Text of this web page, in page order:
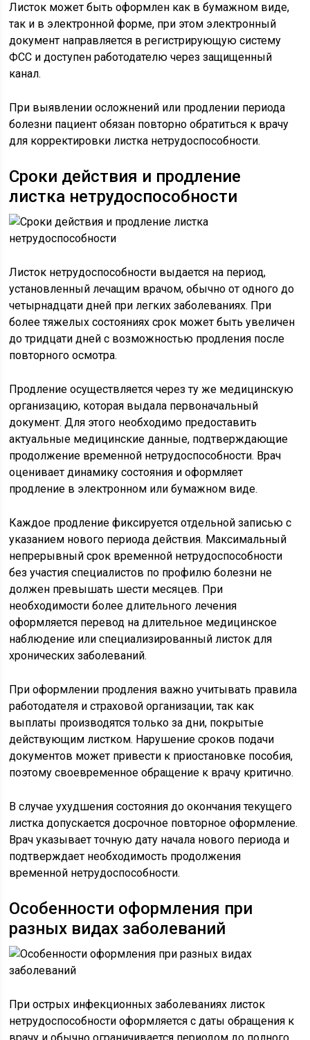
Листок может быть оформлен как в бумажном виде,
так и в электронной форме, при этом электронный
документ направляется в регистрирующую систему
ФСС и доступен работодателю через защищенный
канал.
При выявлении осложнений или продлении периода
болезни пациент обязан повторно обратиться к врачу
для корректировки листка нетрудоспособности.
Сроки действия и продление
листка нетрудоспособности
Листок нетрудоспособности выдается на период,
установленный лечащим врачом, обычно от одного до
четырнадцати дней при легких заболеваниях. При
более тяжелых состояниях срок может быть увеличен
до тридцати дней с возможностью продления после
повторного осмотра.
Продление осуществляется через ту же медицинскую
организацию, которая выдала первоначальный
документ. Для этого необходимо предоставить
актуальные медицинские данные, подтверждающие
продолжение временной нетрудоспособности. Врач
оценивает динамику состояния и оформляет
продление в электронном или бумажном виде.
Каждое продление фиксируется отдельной записью с
указанием нового периода действия. Максимальный
непрерывный срок временной нетрудоспособности
без участия специалистов по профилю болезни не
должен превышать шести месяцев. При
необходимости более длительного лечения
оформляется перевод на длительное медицинское
наблюдение или специализированный листок для
хронических заболеваний.
При оформлении продления важно учитывать правила
работодателя и страховой организации, так как
выплаты производятся только за дни, покрытые
действующим листком. Нарушение сроков подачи
документов может привести к приостановке пособия,
поэтому своевременное обращение к врачу критично.
В случае ухудшения состояния до окончания текущего
листка допускается досрочное повторное оформление.
Врач указывает точную дату начала нового периода и
подтверждает необходимость продолжения
временной нетрудоспособности.
Особенности оформления при
разных видах заболеваний
При острых инфекционных заболеваниях листок
нетрудоспособности оформляется с даты обращения к